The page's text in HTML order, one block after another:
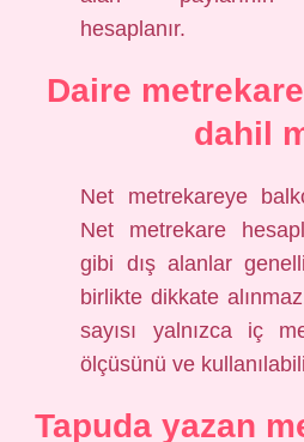
hesaplanır.
Daire
dahil
Net metrekareye
Net metrekare
gibi dış alanlar
birlikte dikkate
sayısı yalnızca iç
ölçüsünü ve
Tapuda yazan